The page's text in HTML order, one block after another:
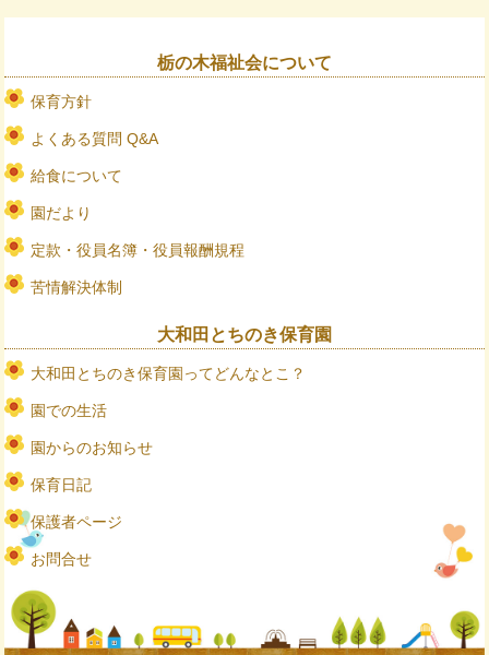
栃の木福祉会について
保育方針
よくある質問 Q&A
給食について
園だより
定款・役員名簿・役員報酬規程
苦情解決体制
大和田とちのき保育園
大和田とちのき保育園ってどんなとこ？
園での生活
園からのお知らせ
保育日記
保護者ページ
お問合せ